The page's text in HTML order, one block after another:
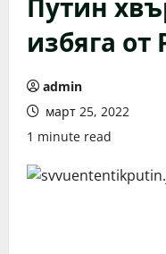
избяга от
admin
март 25, 2022
1 minute read